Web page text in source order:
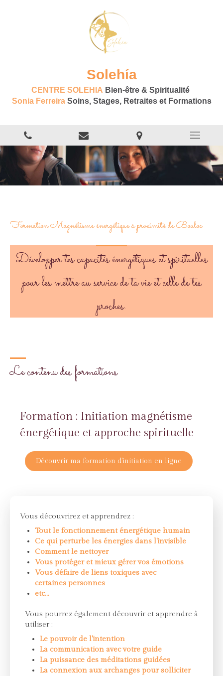
Solehía
CENTRE SOLEHIA Bien-être & Spiritualité
Sonia Ferreira Soins, Stages, Retraites et Formations
Formation Magnétisme énergétique à proximité de Bouloc
Développer tes capacités énergétiques et spirituelles
pour les mettre au service de ta vie et celle de tes
proches.
Le contenu des formations
Formation : Initiation magnétisme
énergétique et approche spirituelle
Découvrir ma formation d'initiation en ligne
Vous découvrirez et apprendrez :
Tout le fonctionnement énergétique humain
Ce qui perturbe les énergies dans l'invisible
Comment le nettoyer
Vous protéger et mieux gérer vos émotions
Vous défaire de liens toxiques avec
certaines personnes
etc...
Vous pourrez également découvrir et apprendre à
utiliser :
Le pouvoir de l'intention
La communication avec votre guide
La puissance des méditations guidées
La connexion aux archanges pour solliciter